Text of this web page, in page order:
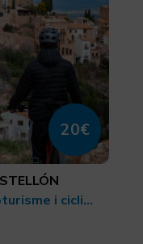
20€
Turisme esportiu, BTT, cicloturisme i ciclisme